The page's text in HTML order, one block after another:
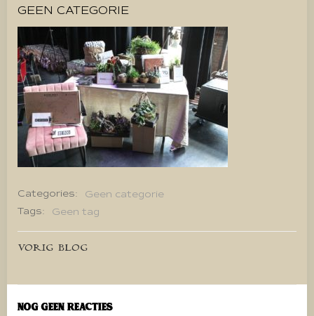
GEEN CATEGORIE
Categories:
Geen categorie
Tags:
Geen tag
Bericht
navigatie
VORIG BLOG
Nog geen reacties